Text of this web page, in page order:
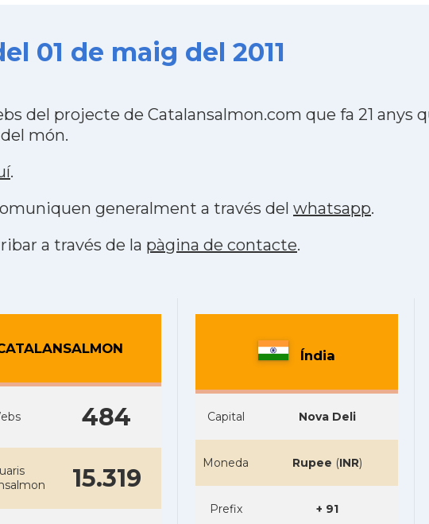
01 de maig del 2011
del projecte de Catalansalmon.com que fa 21 anys
món.
.
generalment a través del whatsapp.
a través de la pàgina de contacte.
484
15.319
Índia
Capital Nova Deli
Moneda Rupee (INR)
Prefix + 91